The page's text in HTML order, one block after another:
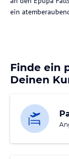
ein
Finde ein
Deinen